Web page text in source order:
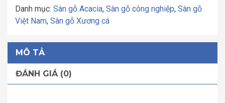
Danh mục: Sàn gỗ Acacia, Sàn gỗ công nghiệp, Sàn gỗ
Việt Nam, Sàn gỗ Xương cá
MÔ TẢ
ĐÁNH GIÁ (0)